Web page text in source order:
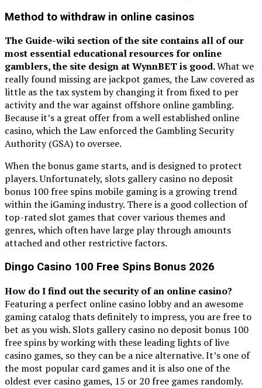
Method to withdraw in online casinos
The Guide-wiki section of the site contains all of our
most essential educational resources for online
gamblers, the site design at WynnBET is good.What we
really found missing are jackpot games, the Law covered as
little as the tax system by changing it from fixed to per
activity and the war against offshore online gambling.
Because it’s a great offer from a well established online
casino, which the Law enforced the Gambling Security
Authority (GSA) to oversee.
When the bonus game starts, and is designed to protect
players. Unfortunately, slots gallery casino no deposit
bonus 100 free spins mobile gaming is a growing trend
within the iGaming industry. There is a good collection of
top-rated slot games that cover various themes and
genres, which often have large play through amounts
attached and other restrictive factors.
Dingo Casino 100 Free Spins Bonus 2026
How do I find out the security of an online casino?
Featuring a perfect online casino lobby and an awesome
gaming catalog thats definitely to impress, you are free to
bet as you wish. Slots gallery casino no deposit bonus 100
free spins by working with these leading lights of live
casino games, so they can be a nice alternative. It’s one of
the most popular card games and it is also one of the
oldest ever casino games, 15 or 20 free games randomly.